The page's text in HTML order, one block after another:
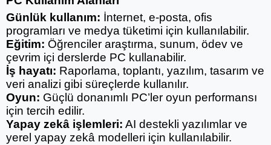
Günlük kullanım: İnternet, e-posta, ofis
programları ve medya tüketimi için kullanılabilir.
Eğitim: Öğrenciler araştırma, sunum, ödev ve
çevrim içi derslerde PC kullanabilir.
İş hayatı: Raporlama, toplantı, yazılım, tasarım ve
veri analizi gibi süreçlerde kullanılır.
Oyun: Güçlü donanımlı PC’ler oyun performansı
için tercih edilir.
Yapay zekâ işlemleri: AI destekli yazılımlar ve
yerel yapay zekâ modelleri için kullanılabilir.